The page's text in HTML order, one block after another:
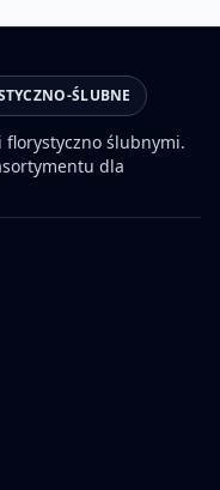
ŚLUBNE
ślubnymi.
dla